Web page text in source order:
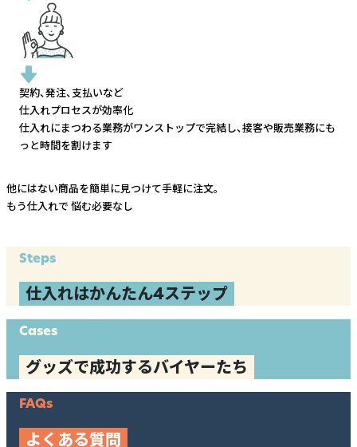
契約、発注、支払いなど
仕入れプロセスが効率化
仕入れにまつわる業務がワンストップで完結し、接客や販売業務にも
っと時間を割けます
他にはない商品を簡単に見つけて手軽に注文。
もう仕入れで 悩む必要なし
Steps
仕入れはかんたん4ステップ
Cases
グッズで成功するバイヤーたち
FAQs
よくある質問